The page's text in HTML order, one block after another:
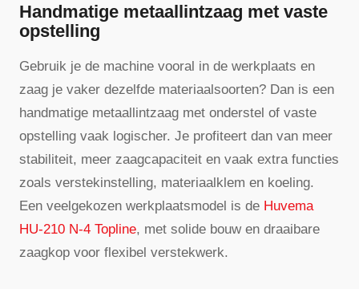
Handmatige metaallintzaag met vaste
opstelling
Gebruik je de machine vooral in de werkplaats en
zaag je vaker dezelfde materiaalsoorten? Dan is een
handmatige metaallintzaag met onderstel of vaste
opstelling vaak logischer. Je profiteert dan van meer
stabiliteit, meer zaagcapaciteit en vaak extra functies
zoals verstekinstelling, materiaalklem en koeling.
Een veelgekozen werkplaatsmodel is de Huvema
HU-210 N-4 Topline, met solide bouw en draaibare
zaagkop voor flexibel verstekwerk.